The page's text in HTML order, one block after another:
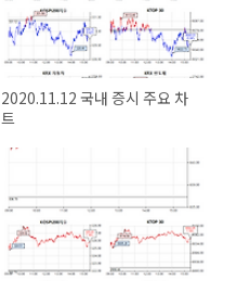
2020.11.12 국내 증시 주요 차
트